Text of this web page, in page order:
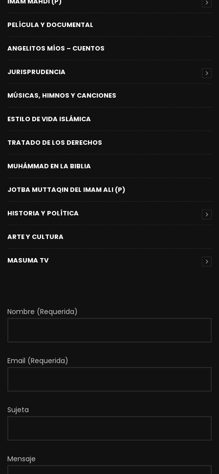
PELÍCULA Y DOCUMENTAL
ANGELITOS MÍOS – CUENTOS
JURISPRUDENCIA
MÚSICAS, HIMNOS Y CANCIONES
ESTILO DE VIDA ISLÁMICA
TRATADO DE LOS DERECHOS
MUHÁMMAD EN LA BIBLIA
JOTBA MUTTAQIN DEL IMAM ALI (P)
HISTORIA Y POLÍTICA
ARTE Y CULTURA
MASUMA TV
Nombre (Requerida)
Email (Requerida)
Sujeta
Mensaje